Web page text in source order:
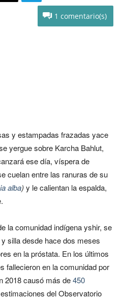
1
y estampadas frazadas yace
yergue sobre Karcha Bahlut,
ese día, víspera de
cuelan entre las ranuras de su
alba) y le calientan la espalda,
la comunidad indígena yshir, se
silla desde hace dos meses
en la próstata. En los últimos
fallecieron en la comunidad por
2018 causó más de450
del Observatorio